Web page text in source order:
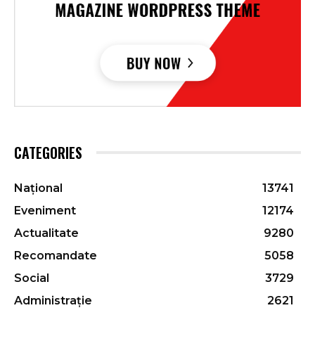
CATEGORIES
Național
13741
Eveniment
12174
Actualitate
9280
Recomandate
5058
Social
3729
Administrație
2621